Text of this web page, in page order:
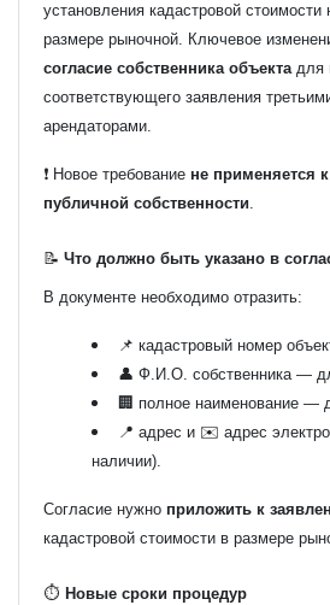
установления кадастровой
размере рыночной. Ключевое
согласие собственника объекта для
соответствующего заявления
арендаторами.
❗ Новое требование не применяется
публичной собственности
📝 Что должно быть указано в
В документе необходимо отразить:
📌 кадастровый номер
👤 Ф.И.О. собственника —
🏢 полное наименование —
📍 адрес и ✉️ адрес
наличии).
Согласие нужно приложить к
кадастровой стоимости в размере
⏱️ Новые сроки процедур